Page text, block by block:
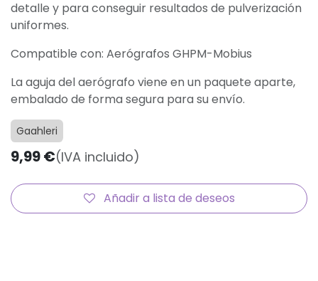
detalle y para conseguir resultados de pulverización
uniformes.
Compatible con: Aerógrafos GHPM-Mobius
La aguja del aerógrafo viene en un paquete aparte,
embalado de forma segura para su envío.
Gaahleri
9,99€(IVA incluido)
Añadir a lista de deseos